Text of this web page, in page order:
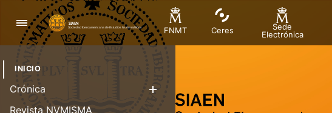
Navigation
FNMT Ceres
Sede
Electrónica
INICIO
Crónica
Show/Hide
Revista NVMISMA